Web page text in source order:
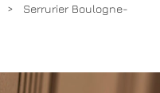
Serrurier Boulogne-